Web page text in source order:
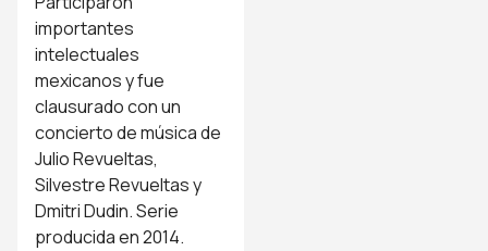
importantes
intelectuales
mexicanos y fue
clausurado con un
concierto de música de
Julio Revueltas,
Silvestre Revueltas y
Dmitri Dudin. Serie
producida en 2014.